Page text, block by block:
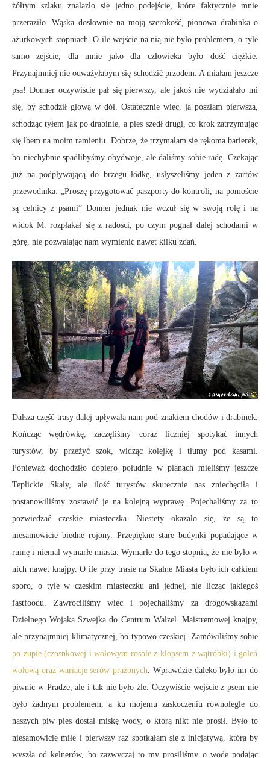
żółtym szlaku znalazło się jedno podejście, które faktycznie mnie
przeraziło. Wąska dosłownie na moją szerokość, pionowa drabinka o
ażurkowych stopniach. O ile wejście na nią nie było problemem, o tyle
samo zejście, dla mnie jako dla człowieka było dość ciężkie.
Przynajmniej nie odważyłabym się schodzić przodem. A miałam jeszcze
psa! Donner oczywiście pał się pierwszy, ale jakoś nie wydziałało mi
się, by schodził głową w dół. Ostatecznie więc, ja poszłam pierwsza,
schodząc tyłem jak po drabinie, a pies szedł drugi, co krok zatrzymując
się łbem na moim ramieniu. Dobrze, że trzymałam się rękoma barierek,
bo niechybnie spadlibyśmy obydwoje, ale daliśmy sobie radę. Czekając
już na podpływającą do brzegu łódkę, usłyszeliśmy jeden z żartów
przewodnika: „Proszę przygotować paszporty do kontroli, na pomoście
są celnicy z psami” Donner jednak nie wczuł się w swoją rolę i na
widok M. rozpłakał się z radości, po czym pognał dalej schodami w
górę, nie pozwalając nam wymienić nawet kilku zdań.
Dalsza część trasy dalej upływała nam pod znakiem chodów i drabinek.
Kończąc wędrówkę, zaczęliśmy coraz liczniej spotykać innych
turystów, by przeżyć szok, widząc kolejkę i tłumy pod kasami.
Ponieważ dochodziło dopiero południe w planach mieliśmy jeszcze
Teplickie Skały, ale ilość turystów skutecznie nas zniechęciła i
postanowiliśmy zostawić je na kolejną wyprawę. Pojechaliśmy za to
pozwiedzać czeskie miasteczka. Niestety okazało się, że są to
niesamowicie biedne rojony. Przepiękne stare budynki popadające w
ruinę i niemal wymarłe miasta. Wymarłe do tego stopnia, że nie było w
nich nawet knajpy. O ile przy trasie na Skalne Miasta było ich całkiem
sporo, o tyle w czeskim miasteczku ani jednej, nie licząc jakiegoś
fastfoodu. Zawróciliśmy więc i pojechaliśmy za drogowskazami
Dzielnego Wojaka Szwejka do Centrum Walzel. Maistremowej knajpy,
ale przynajmniej klimatycznej, bo typowo czeskiej. Zamówiliśmy sobie
po zupie (czosnkowej i wołowym rosole z klopsem z wątróbki) i goleń
wołową oraz wariacje serów prażonych. Wprawdzie daleko było im do
piwnic w Pradze, ale i tak nie było źle. Oczywiście wejście z psem nie
było żadnym problemem, a ku mojemu zaskoczeniu równolegle do
naszych piw pies dostał miskę wody, o którą nikt nie prosił. Było to
niesamowicie miłe i pierwszy raz spotkałam się z inicjatywą, która by
wyszła od kelnerów, bo zazwyczaj to my prosiliśmy o wodę podając